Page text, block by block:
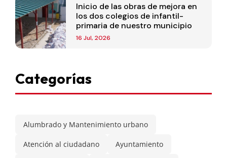
Inicio de las obras de mejora en
los dos colegios de infantil-
primaria de nuestro municipio
16 Jul, 2026
Categorías
Alumbrado y Mantenimiento urbano
Atención al ciudadano Ayuntamiento